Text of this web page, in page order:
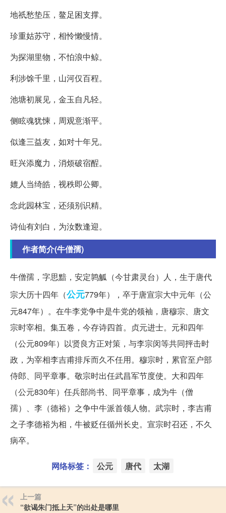
地祇愁垫压，鳌足困支撑。
珍重姑苏守，相怜懒慢情。
为探湖里物，不怕浪中鲸。
利涉馀千里，山河仅百程。
池塘初展见，金玉自凡轻。
侧眩魂犹悚，周观意渐平。
似逢三益友，如对十年兄。
旺兴添魔力，消烦破宿酲。
媲人当绮皓，视秩即公卿。
念此园林宝，还须别识精。
诗仙有刘白，为汝数逢迎。
作者简介(牛僧孺)
牛僧孺，字思黯，安定鹑觚（今甘肃灵台）人，生于唐代
宗大历十四年（公元779年），卒于唐宣宗大中元年（公
元847年）。在牛李党争中是牛党的领袖，唐穆宗、唐文
宗时宰相。集五卷，今存诗四首。贞元进士。元和四年
（公元809年）以贤良方正对策，与李宗闵等共同抨击时
政，为宰相李吉甫排斥而久不任用。穆宗时，累官至户部
侍郎、同平章事。敬宗时出任武昌军节度使。大和四年
（公元830年）任兵部尚书、同平章事，成为牛（僧
孺）、李（德裕）之争中牛派首领人物。武宗时，李吉甫
之子李德裕为相，牛被贬任循州长史。宣宗时召还，不久
病卒。
网络标签： 公元 唐代 太湖
上一篇
“欲谒朱门抵上天”的出处是哪里